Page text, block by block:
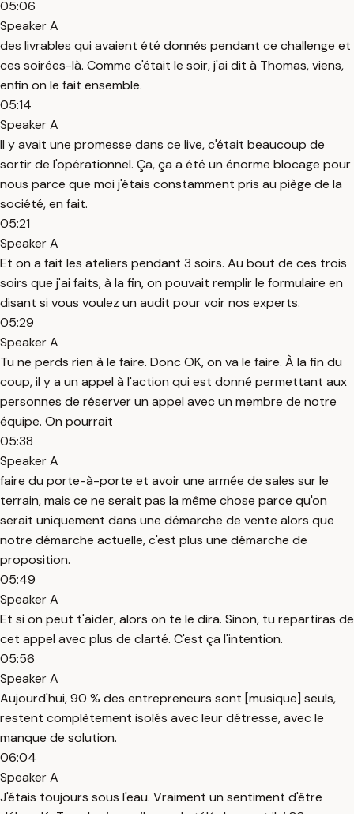
05:06
Speaker A
des livrables qui avaient été donnés pendant ce challenge et
ces soirées-là. Comme c'était le soir, j'ai dit à Thomas, viens,
enfin on le fait ensemble.
05:14
Speaker A
Il y avait une promesse dans ce live, c'était beaucoup de
sortir de l'opérationnel. Ça, ça a été un énorme blocage pour
nous parce que moi j'étais constamment pris au piège de la
société, en fait.
05:21
Speaker A
Et on a fait les ateliers pendant 3 soirs. Au bout de ces trois
soirs que j'ai faits, à la fin, on pouvait remplir le formulaire en
disant si vous voulez un audit pour voir nos experts.
05:29
Speaker A
Tu ne perds rien à le faire. Donc OK, on va le faire. À la fin du
coup, il y a un appel à l'action qui est donné permettant aux
personnes de réserver un appel avec un membre de notre
équipe. On pourrait
05:38
Speaker A
faire du porte-à-porte et avoir une armée de sales sur le
terrain, mais ce ne serait pas la même chose parce qu'on
serait uniquement dans une démarche de vente alors que
notre démarche actuelle, c'est plus une démarche de
proposition.
05:49
Speaker A
Et si on peut t'aider, alors on te le dira. Sinon, tu repartiras de
cet appel avec plus de clarté. C'est ça l'intention.
05:56
Speaker A
Aujourd'hui, 90 % des entrepreneurs sont [musique] seuls,
restent complètement isolés avec leur détresse, avec le
manque de solution.
06:04
Speaker A
J'étais toujours sous l'eau. Vraiment un sentiment d'être